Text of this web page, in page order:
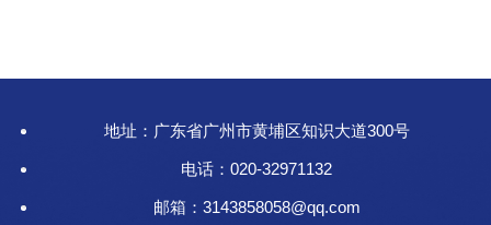
地址：广东省广州市黄埔区知识大道300号
电话：020-32971132
邮箱：3143858058@qq.com